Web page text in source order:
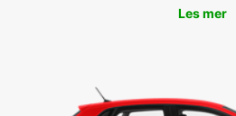
Les mer